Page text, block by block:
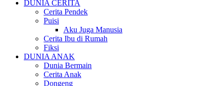
DUNIA CERITA
Cerita Pendek
Puisi
Aku Juga Manusia
Cerita Ibu di Rumah
Fiksi
DUNIA ANAK
Dunia Bermain
Cerita Anak
Dongeng